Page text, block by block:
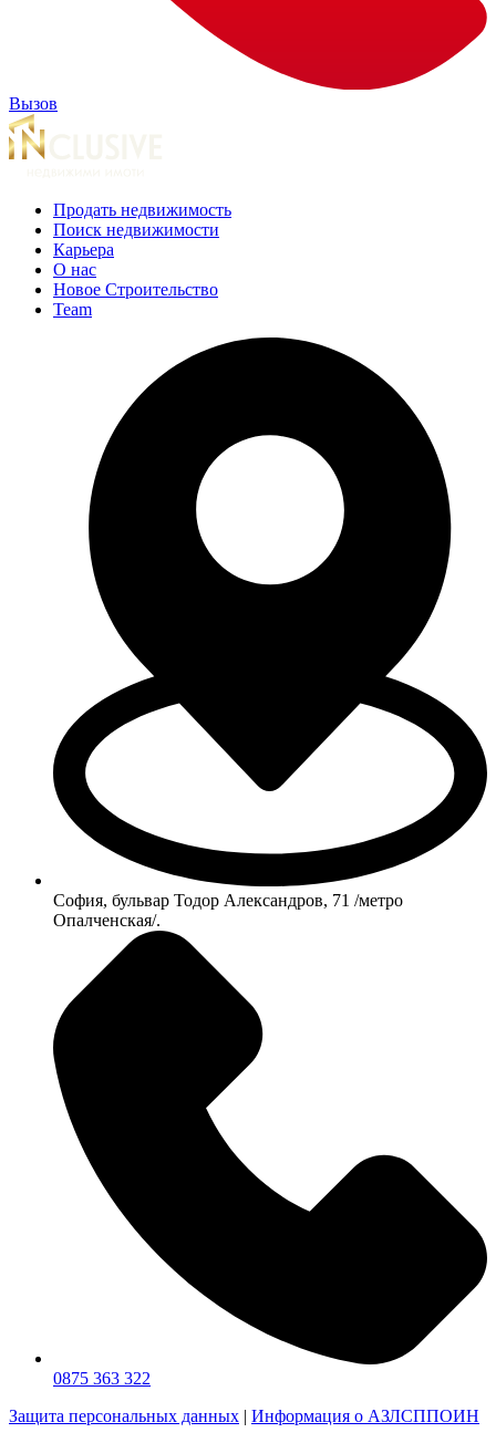
Вызов
Продать недвижимость
Поиск недвижимости
Карьера
О нас
Новое Строительство
Team
София, бульвар Тодор Александров, 71 /метро
Опалченская/.
0875 363 322
Защита персональных данных | Информация о АЗЛСППОИН